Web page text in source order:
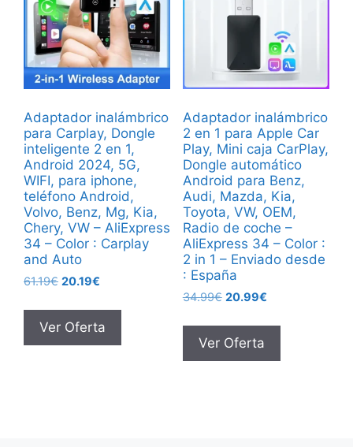
Adaptador inalámbrico
para Carplay, Dongle
inteligente 2 en 1,
Android 2024, 5G,
WIFI, para iphone,
teléfono Android,
Volvo, Benz, Mg, Kia,
Chery, VW – AliExpress
34 – Color : Carplay
and Auto
61.19€ El
original
era:
61.19€.
20.19€
actual
es:
20.19€.
Ver Oferta
Adaptador inalámbrico
2 en 1 para Apple Car
Play, Mini caja CarPlay,
Dongle automático
Android para Benz,
Audi, Mazda, Kia,
Toyota, VW, OEM,
Radio de coche –
AliExpress 34 – Color :
2 in 1 – Enviado desde
: España
34.99€ El
original
era:
34.99€.
20.99€El
actual
20.99€.
Ver Oferta